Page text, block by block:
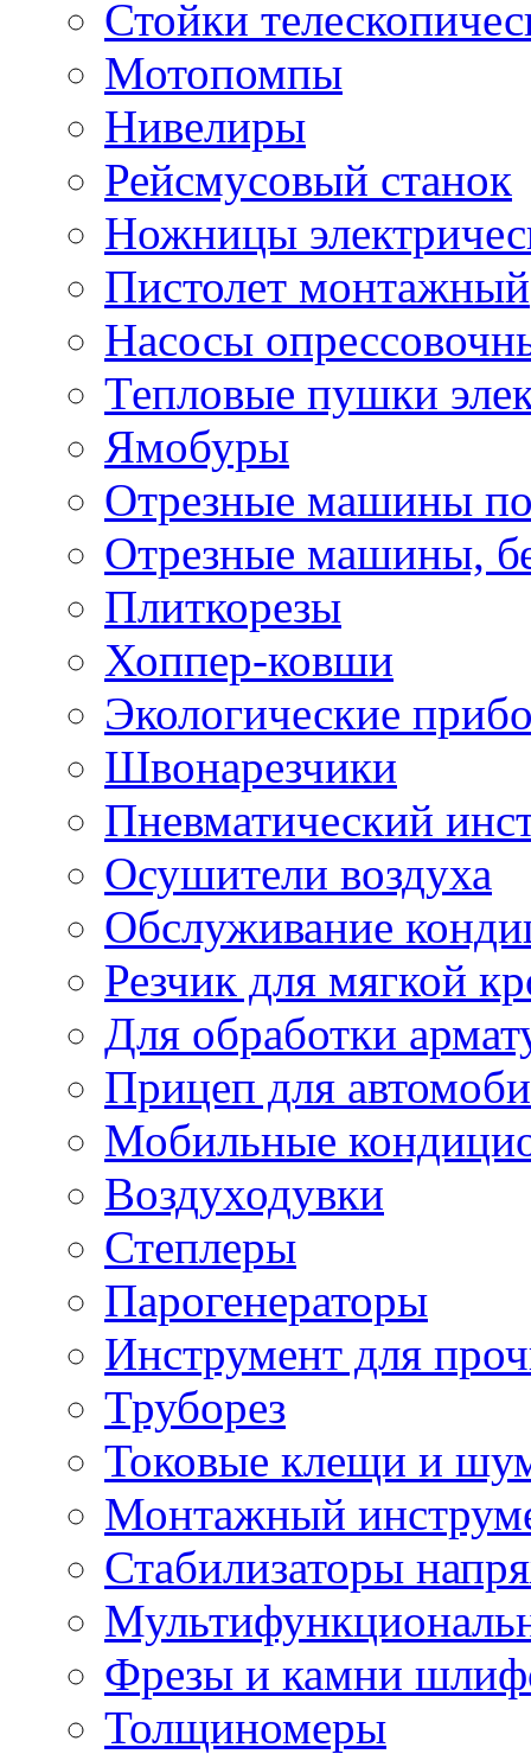
Стойки
Мотопомпы
Нивелиры
Рейсмусовый станок
Ножницы
Пистолет монтажный
Насосы
Тепловые пушки
Ямобуры
Отрезные машины
Отрезные машины,
Плиткорезы
Хоппер-ковши
Экологические
Швонарезчики
Пневматический
Осушители воздуха
Обслуживание
Резчик для мягкой
Для обработки
Прицеп для
Мобильные
Воздуходувки
Степлеры
Парогенераторы
Инструмент для
Труборез
Токовые клещи и
Монтажный
Стабилизаторы
Фрезы и камни
Толщиномеры